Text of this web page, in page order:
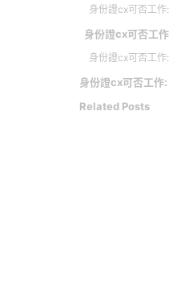
身份證cx可否工
Related Posts